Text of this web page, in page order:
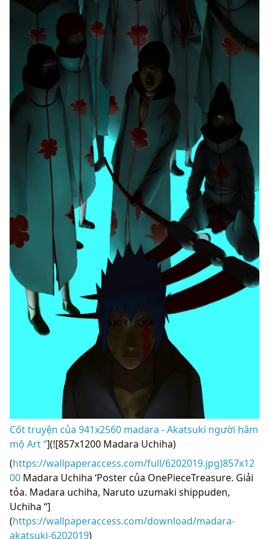
Cốt truyện của 941x2560 madara - Akatsuki người hâm
mộ Art “](![857x1200 Madara Uchiha)
(https://wallpaperaccess.com/full/6202019.jpg)857x12
00 Madara Uchiha ‘Poster của OnePieceTreasure. Giải
tỏa. Madara uchiha, Naruto uzumaki shippuden,
Uchiha “]
(https://wallpaperaccess.com/download/madara-
akatsuki-6202019)